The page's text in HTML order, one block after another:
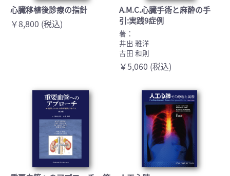
心臓移植後診療の指針
￥8,800 (税込)
A.M.C.心臓手術と麻酔の手
引:実践9症例
著：
井出 雅洋
吉田 和則
￥5,060 (税込)